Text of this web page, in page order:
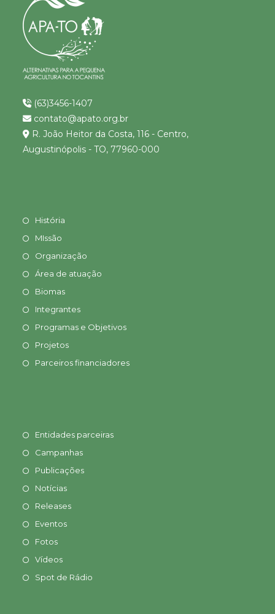
(63)3456-1407
contato@apato.org.br
R. João Heitor da Costa, 116 - Centro,
Augustinópolis - TO, 77960-000
História
MIssão
Organização
Área de atuação
Biomas
Integrantes
Programas e Objetivos
Projetos
Parceiros financiadores
Entidades parceiras
Campanhas
Publicações
Notícias
Releases
Eventos
Fotos
Vídeos
Spot de Rádio